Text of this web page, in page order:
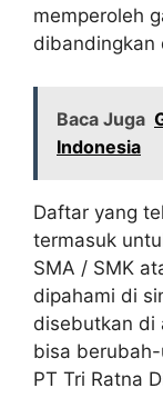
memperoleh
dibandingkan
Baca Juga
Indonesia
Daftar yang
termasuk
SMA / SMK
dipahami di
disebutkan di
bisa
PT Tri Ratna